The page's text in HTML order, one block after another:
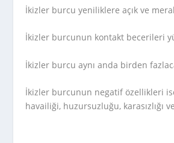
İkizler burcu yeniliklere açık ve
İkizler burcunun kontakt becerileri
İkizler burcu aynı anda birden
İkizler burcunun negatif özellikleri
havailiği, huzursuzluğu, karasızlığı